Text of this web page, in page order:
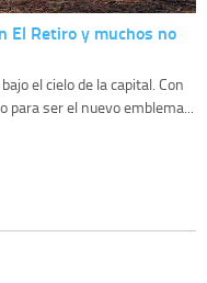
El Retiro y muchos no
el cielo de la capital. Con
para ser el nuevo emblema...